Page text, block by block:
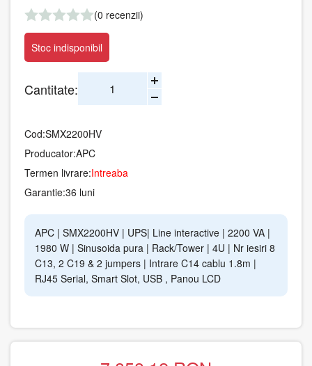
(0 recenzii)
Stoc indisponibil
Cantitate:
Cod:SMX2200HV
Producator:APC
Termen livrare:Intreaba
Garantie:36 luni
APC | SMX2200HV | UPS| Line interactive | 2200 VA |
1980 W | Sinusoida pura | Rack/Tower | 4U | Nr iesiri 8
C13, 2 C19 & 2 jumpers | Intrare C14 cablu 1.8m |
RJ45 Serial, Smart Slot, USB , Panou LCD